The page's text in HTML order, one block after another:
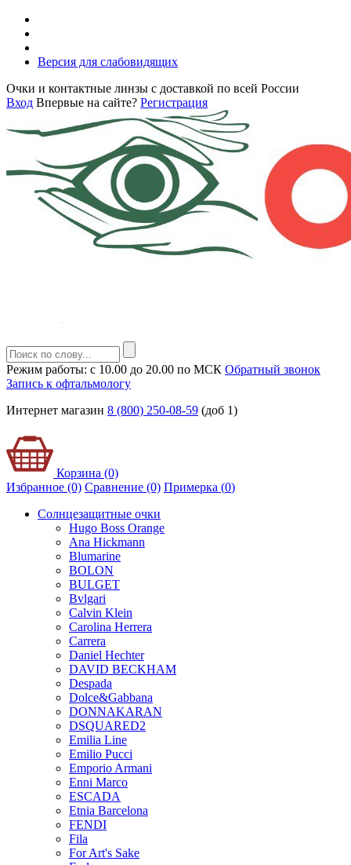
Версия для слабовидящих
Очки и контактные линзы с доставкой по всей России
Вход Впервые на сайте? Регистрация
Режим работы: с 10.00 до 20.00 по МСК Обратный звонок
Запись к офтальмологу
Интернет магазин 8 (800) 250-08-59 (доб 1)
Корзина (0)
Избранное (0) Сравнение (0) Примерка (0)
Солнцезащитные очки
Hugo Boss Orange
Ana Hickmann
Blumarine
BOLON
BULGET
Bvlgari
Calvin Klein
Carolina Herrera
Carrera
Daniel Hechter
DAVID BECKHAM
Despada
Dolce&Gabbana
DONNAKARAN
DSQUARED2
Emilia Line
Emilio Pucci
Emporio Armani
Enni Marco
ESCADA
Etnia Barcelona
FENDI
Fila
For Art's Sake